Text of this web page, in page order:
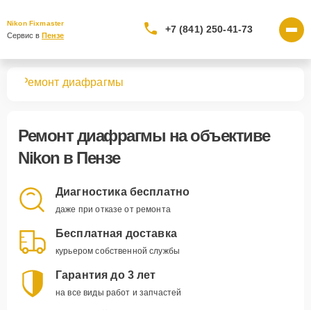
Nikon Fixmaster
Сервис в Пензе
+7 (841) 250-41-73
Ремонт диафрагмы
Ремонт диафрагмы на объективе
Nikon в Пензе
Диагностика бесплатно
даже при отказе от ремонта
Бесплатная доставка
курьером собственной службы
Гарантия до 3 лет
на все виды работ и запчастей